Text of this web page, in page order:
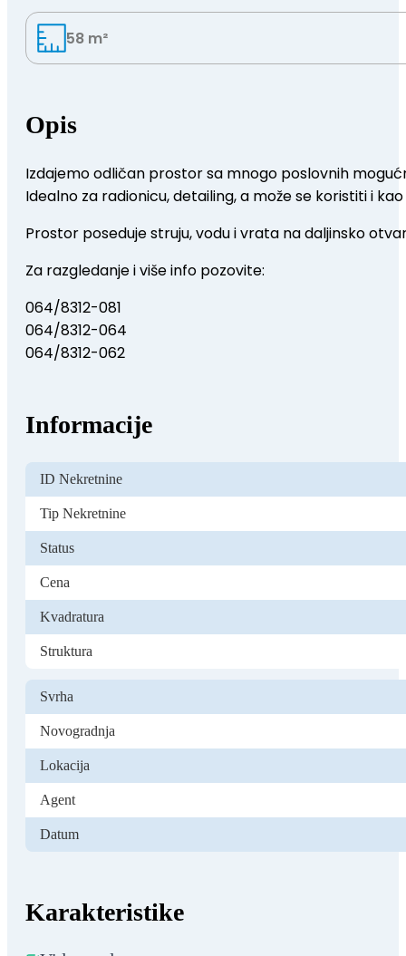
58 m²
Opis
Izdajemo odličan prostor sa mnogo poslovnih
Idealno za radionicu, detailing, a može se koristiti i
Prostor poseduje struju, vodu i vrata na daljinsko
Za razgledanje i više info pozovite:
064/8312-081
064/8312-064
064/8312-062
Informacije
ID Nekretnine
Tip Nekretnine
Status
Cena
Kvadratura
Struktura
Svrha
Novogradnja
Lokacija
Agent
Datum
Karakteristike